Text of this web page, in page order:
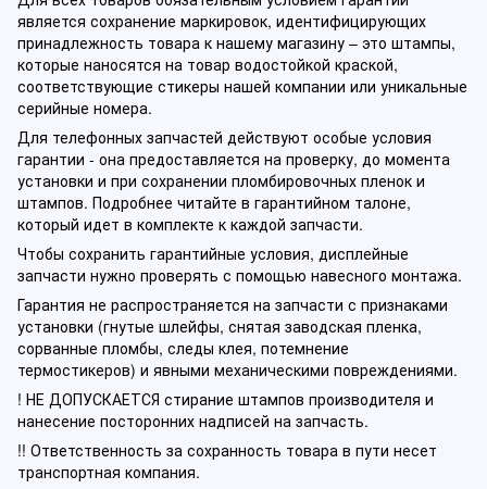
является сохранение маркировок, идентифицирующих
принадлежность товара к нашему магазину – это штампы,
которые наносятся на товар водостойкой краской,
соответствующие стикеры нашей компании или уникальные
серийные номера.
Для телефонных запчастей действуют особые условия
гарантии - она предоставляется на проверку, до момента
установки и при сохранении пломбировочных пленок и
штампов. Подробнее читайте в гарантийном талоне,
который идет в комплекте к каждой запчасти.
Чтобы сохранить гарантийные условия, дисплейные
запчасти нужно проверять с помощью навесного монтажа.
Гарантия не распространяется на запчасти с признаками
установки (гнутые шлейфы, снятая заводская пленка,
сорванные пломбы, следы клея, потемнение
термостикеров) и явными механическими повреждениями.
! НЕ ДОПУСКАЕТСЯ стирание штампов производителя и
нанесение посторонних надписей на запчасть.
!! Ответственность за сохранность товара в пути несет
транспортная компания.